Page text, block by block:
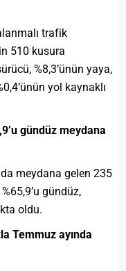
trafik
510 kusura
%8,3’ünün yaya,
yol kaynaklı
gündüz meydana
meydana gelen 235
gündüz,
oldu.
Temmuz ayında